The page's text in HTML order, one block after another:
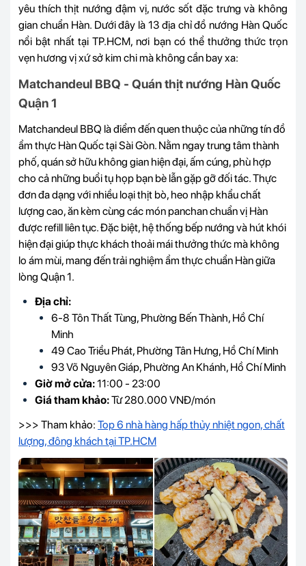
yêu thích thịt nướng đậm vị, nước sốt đặc trưng và không
gian chuẩn Hàn. Dưới đây là 13 địa chỉ đồ nướng Hàn Quốc
nổi bật nhất tại TP.HCM, nơi bạn có thể thưởng thức trọn
vẹn hương vị xứ sở kim chi mà không cần bay xa:
Matchandeul BBQ - Quán thịt nướng Hàn Quốc
Quận 1
Matchandeul BBQ là điểm đến quen thuộc của những tín đồ
ẩm thực Hàn Quốc tại Sài Gòn. Nằm ngay trung tâm thành
phố, quán sở hữu không gian hiện đại, ấm cúng, phù hợp
cho cả những buổi tụ họp bạn bè lẫn gặp gỡ đối tác. Thực
đơn đa dạng với nhiều loại thịt bò, heo nhập khẩu chất
lượng cao, ăn kèm cùng các món panchan chuẩn vị Hàn
được refill liên tục. Đặc biệt, hệ thống bếp nướng và hút khói
hiện đại giúp thực khách thoải mái thưởng thức mà không
lo ám mùi, mang đến trải nghiệm ẩm thực chuẩn Hàn giữa
lòng Quận 1.
Địa chỉ:
6-8 Tôn Thất Tùng, Phường Bến Thành, Hồ Chí
Minh
49 Cao Triều Phát, Phường Tân Hưng, Hồ Chí Minh
93 Võ Nguyên Giáp, Phường An Khánh, Hồ Chí Minh
Giờ mở cửa:11:00 - 23:00
Giá tham khảo:Từ 280.000 VNĐ/món
>>> Tham khảo: Top 6 nhà hàng hấp thủy nhiệt ngon, chất
lượng, đông khách tại TP.HCM